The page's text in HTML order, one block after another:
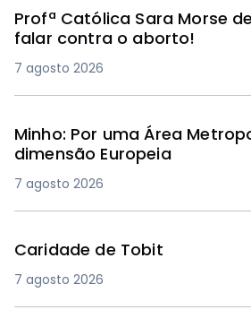
Profª Católica Sara Morse
falar contra o aborto!
7 agosto 2026
Minho: Por uma Área
dimensão Europeia
7 agosto 2026
Caridade de Tobit
7 agosto 2026